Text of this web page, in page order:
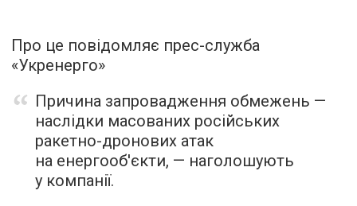
Про це повідомляє прес-служба
«Укренерго»
Причина запровадження обмежень —
наслідки масованих російських
ракетно-дронових атак
на енергооб'єкти, — наголошують
у компанії.